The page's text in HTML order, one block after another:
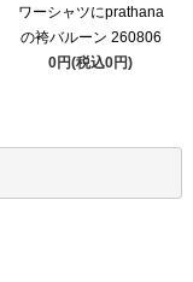
ワーシャツにprathana
の袴バルーン 260806
0円(税込0円)